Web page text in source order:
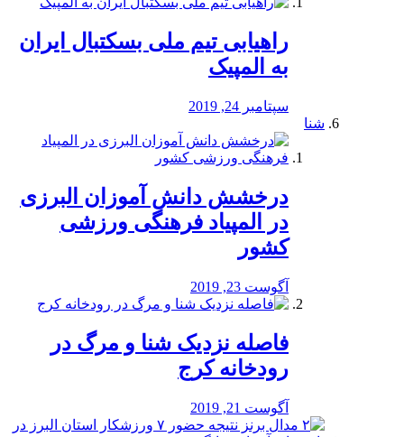
راهیابی تیم ملی بسکتبال ایران
به المپیک
سپتامبر 24, 2019
شنا
درخشش دانش آموزان البرزی
در المپیاد فرهنگی ورزشی
کشور
آگوست 23, 2019
️فاصله نزدیک شنا و مرگ در
رودخانه کرج
آگوست 21, 2019